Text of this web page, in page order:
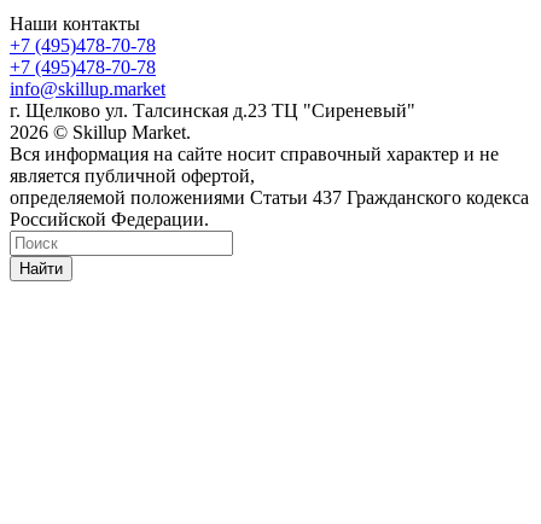
Наши контакты
+7 (495)478-70-78
+7 (495)478-70-78
info@skillup.market
г. Щелково ул. Талсинская д.23 ТЦ "Сиреневый"
2026 © Skillup Market.
Вся информация на сайте носит справочный характер и не
является публичной офертой,
определяемой положениями Статьи 437 Гражданского кодекса
Российской Федерации.
Найти